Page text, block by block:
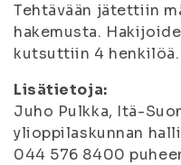
Tehtävään jätettiin
hakemusta.
kutsuttiin 4 henkilöä.
Lisätietoja:
Juho Pulkka, Itä-
ylioppilaskunnan
044 576 8400